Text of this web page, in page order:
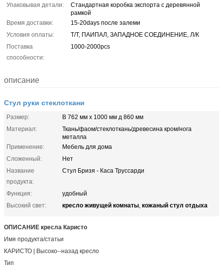
Упаковывая детали:
Стандартная коробка экспорта с деревянной
рамкой
Время доставки:
15-20days после залеми
Условия оплаты:
Т/Т, ПАИПАЛ, ЗАПАДНОЕ СОЕДИНЕНИЕ, Л/К
Поставка
способности:
1000-2000pcs
описание
Стул руки стеклоткани
Размер:
В 762 мм х 1000 мм д 860 мм
Материал:
Ткань/фаом/стеклоткань/древесина кром/нога
металла
Применение:
Мебель для дома
Сложенный:
Нет
Название
продукта:
Стул Бризя - Каса Труссарди
Функция:
удобный
Высокий свет:
кресло живущей комнаты, кожаный стул отдыха
ОПИСАНИЕ кресла Каристо
Имя продукта/статьи
КАРИСТО | Высоко--назад кресло
Тип